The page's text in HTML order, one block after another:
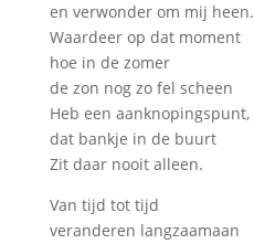
en verwonder om mij heen.
Waardeer op dat moment
hoe in de zomer
de zon nog zo fel scheen
Heb een aanknopingspunt,
dat bankje in de buurt
Zit daar nooit alleen.
Van tijd tot tijd
veranderen langzaamaan